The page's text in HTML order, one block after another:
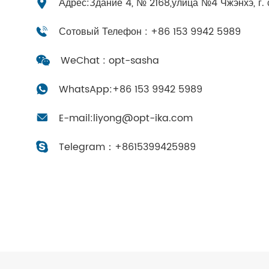
Сотовый Телефон : +86 153 9942 5989
WeChat : opt-sasha
WhatsApp:+86 153 9942 5989
E-mail:liyong@opt-ika.com
Telegram： +8615399425989